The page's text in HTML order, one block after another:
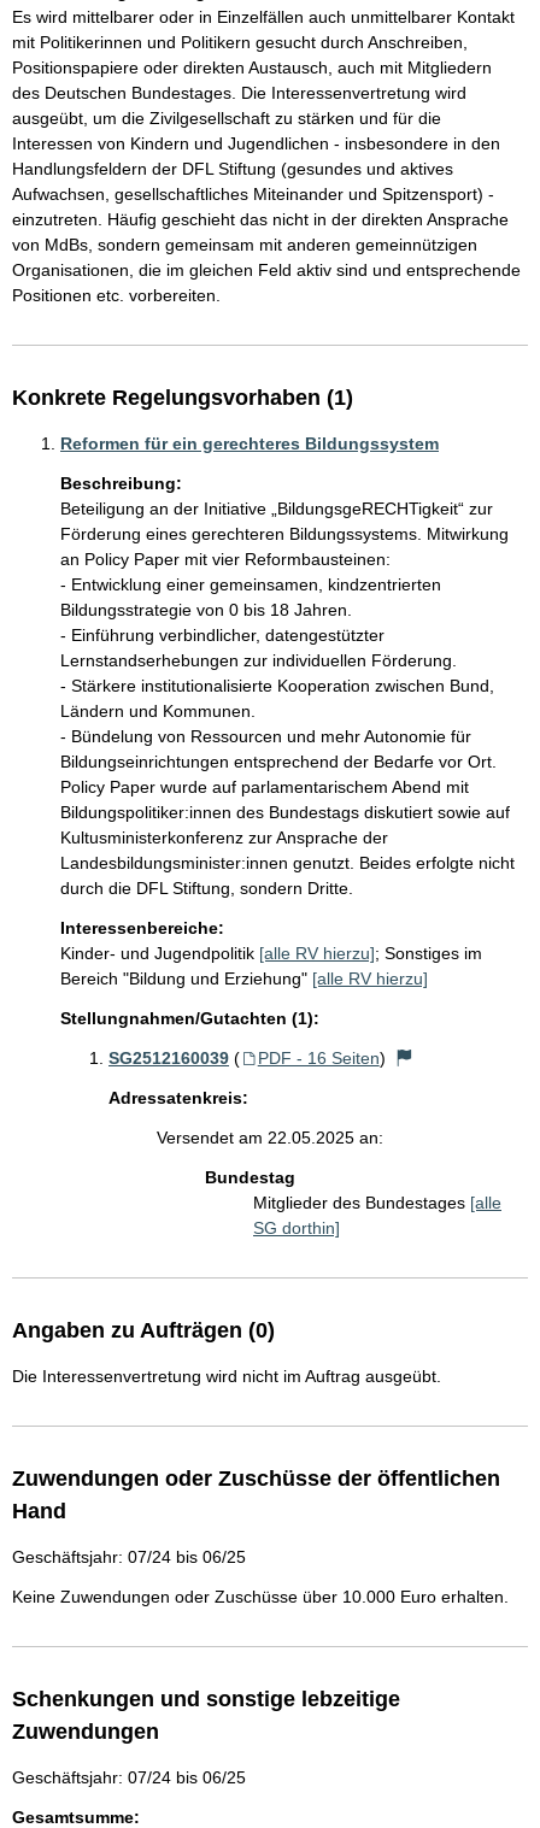
Es wird mittelbarer oder in Einzelfällen auch unmittelbarer Kontakt
mit Politikerinnen und Politikern gesucht durch Anschreiben,
Positionspapiere oder direkten Austausch, auch mit Mitgliedern
des Deutschen Bundestages. Die Interessenvertretung wird
ausgeübt, um die Zivilgesellschaft zu stärken und für die
Interessen von Kindern und Jugendlichen - insbesondere in den
Handlungsfeldern der DFL Stiftung (gesundes und aktives
Aufwachsen, gesellschaftliches Miteinander und Spitzensport) -
einzutreten. Häufig geschieht das nicht in der direkten Ansprache
von MdBs, sondern gemeinsam mit anderen gemeinnützigen
Organisationen, die im gleichen Feld aktiv sind und entsprechende
Positionen etc. vorbereiten.
Konkrete Regelungsvorhaben (1)
Reformen für ein gerechteres Bildungssystem
Beschreibung:
Beteiligung an der Initiative „BildungsgeRECHTigkeit“ zur
Förderung eines gerechteren Bildungssystems. Mitwirkung
an Policy Paper mit vier Reformbausteinen:
- Entwicklung einer gemeinsamen, kindzentrierten
Bildungsstrategie von 0 bis 18 Jahren.
- Einführung verbindlicher, datengestützter
Lernstandserhebungen zur individuellen Förderung.
- Stärkere institutionalisierte Kooperation zwischen Bund,
Ländern und Kommunen.
- Bündelung von Ressourcen und mehr Autonomie für
Bildungseinrichtungen entsprechend der Bedarfe vor Ort.
Policy Paper wurde auf parlamentarischem Abend mit
Bildungspolitiker:innen des Bundestags diskutiert sowie auf
Kultusministerkonferenz zur Ansprache der
Landesbildungsminister:innen genutzt. Beides erfolgte nicht
durch die DFL Stiftung, sondern Dritte.
Interessenbereiche:
Kinder- und Jugendpolitik [alle RV hierzu]; Sonstiges im
Bereich "Bildung und Erziehung" [alle RV hierzu]
Stellungnahmen/Gutachten (1):
SG2512160039 ( PDF - 16 Seiten)
Adressatenkreis:
Versendet am 22.05.2025 an:
Bundestag
Mitglieder des Bundestages [alle
SG dorthin]
Angaben zu Aufträgen (0)
Die Interessenvertretung wird nicht im Auftrag ausgeübt.
Zuwendungen oder Zuschüsse der öffentlichen
Hand
Geschäftsjahr: 07/24 bis 06/25
Keine Zuwendungen oder Zuschüsse über 10.000 Euro erhalten.
Schenkungen und sonstige lebzeitige
Zuwendungen
Geschäftsjahr: 07/24 bis 06/25
Gesamtsumme: